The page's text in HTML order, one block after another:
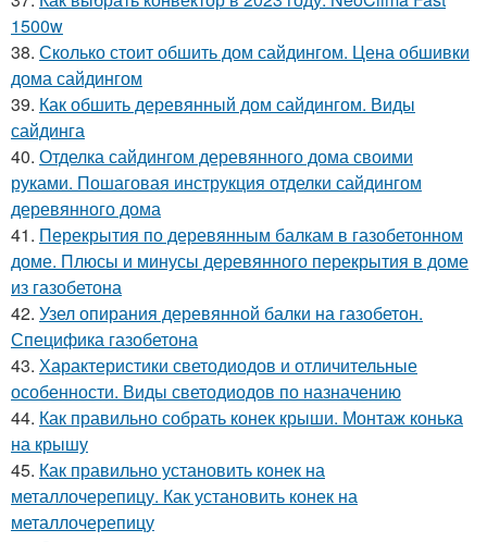
1500w
38. Сколько стоит обшить дом сайдингом. Цена обшивки
дома сайдингом
39. Как обшить деревянный дом сайдингом. Виды
сайдинга
40. Отделка сайдингом деревянного дома своими
руками. Пошаговая инструкция отделки сайдингом
деревянного дома
41. Перекрытия по деревянным балкам в газобетонном
доме. Плюсы и минусы деревянного перекрытия в доме
из газобетона
42. Узел опирания деревянной балки на газобетон.
Специфика газобетона
43. Характеристики светодиодов и отличительные
особенности. Виды светодиодов по назначению
44. Как правильно собрать конек крыши. Монтаж конька
на крышу
45. Как правильно установить конек на
металлочерепицу. Как установить конек на
металлочерепицу